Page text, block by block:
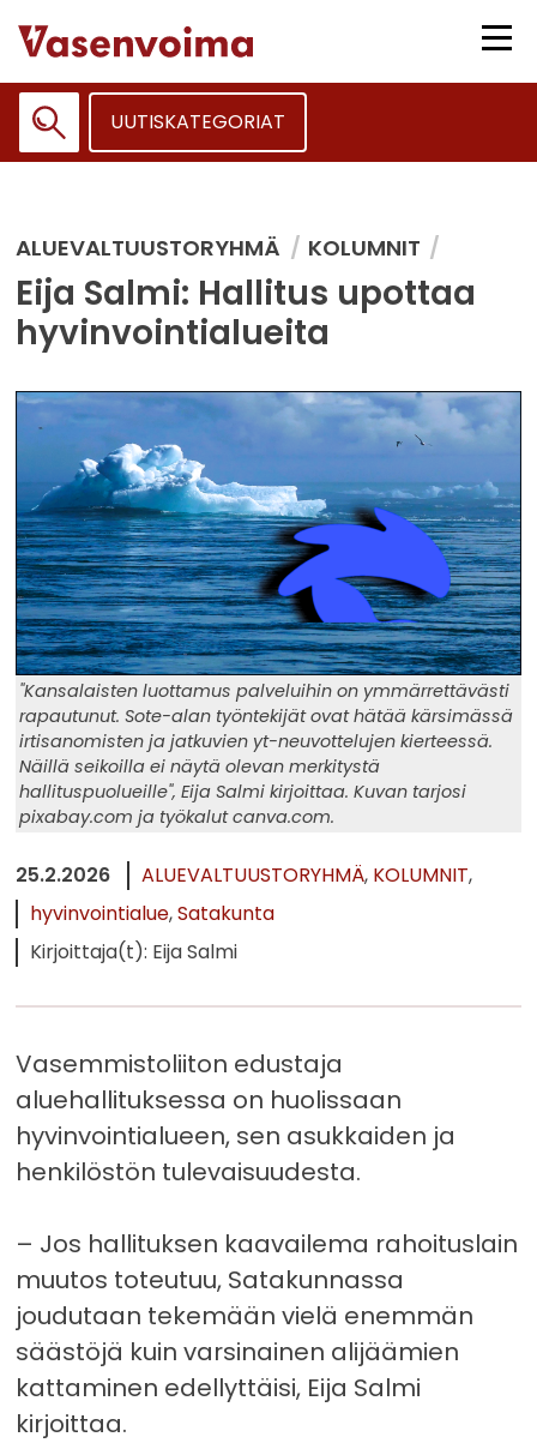
sisältöön
UUTISKATEGORIAT
ALUEVALTUUSTORYHMÄ KOLUMNIT
Eija Salmi: Hallitus upottaa
hyvinvointialueita
"Kansalaisten luottamus palveluihin on ymmärrettävästi
rapautunut. Sote-alan työntekijät ovat hätää kärsimässä
irtisanomisten ja jatkuvien yt-neuvottelujen kierteessä.
Näillä seikoilla ei näytä olevan merkitystä
hallituspuolueille", Eija Salmi kirjoittaa. Kuvan tarjosi
pixabay.com ja työkalut canva.com.
25.2.2026 ALUEVALTUUSTORYHMÄ KOLUMNIT
hyvinvointialue Satakunta
Kirjoittaja(t): Eija Salmi
Vasemmistoliiton edustaja
aluehallituksessa on huolissaan
hyvinvointialueen, sen asukkaiden ja
henkilöstön tulevaisuudesta.
– Jos hallituksen kaavailema rahoituslain
muutos toteutuu, Satakunnassa
joudutaan tekemään vielä enemmän
säästöjä kuin varsinainen alijäämien
kattaminen edellyttäisi, Eija Salmi
kirjoittaa.